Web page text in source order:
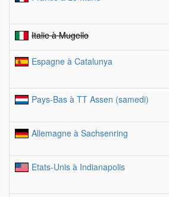
Italie à Mugello
Espagne à Catalunya
Pays-Bas à TT Assen (samedi)
Allemagne à Sachsenring
Etats-Unis à Indianapolis